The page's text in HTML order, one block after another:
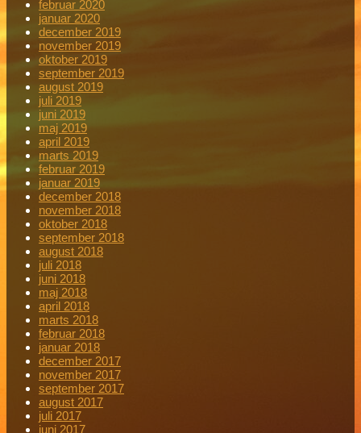
februar 2020
januar 2020
december 2019
november 2019
oktober 2019
september 2019
august 2019
juli 2019
juni 2019
maj 2019
april 2019
marts 2019
februar 2019
januar 2019
december 2018
november 2018
oktober 2018
september 2018
august 2018
juli 2018
juni 2018
maj 2018
april 2018
marts 2018
februar 2018
januar 2018
december 2017
november 2017
september 2017
august 2017
juli 2017
juni 2017